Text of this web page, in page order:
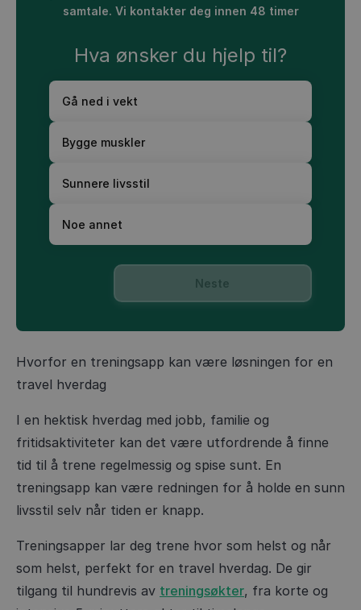
samtale. Vi kontakter deg innen 48 timer
Hva ønsker du hjelp til?
Gå ned i vekt
Bygge muskler
Sunnere livsstil
Noe annet
Neste
Hvorfor en treningsapp kan være løsningen for en
travel hverdag
I en hektisk hverdag med jobb, familie og
fritidsaktiviteter kan det være utfordrende å finne
tid til å trene regelmessig og spise sunt. En
treningsapp kan være redningen for å holde en sunn
livsstil selv når tiden er knapp.
Treningsapper lar deg trene hvor som helst og når
som helst, perfekt for en travel hverdag. De gir
tilgang til hundrevis av treningsøkter, fra korte og